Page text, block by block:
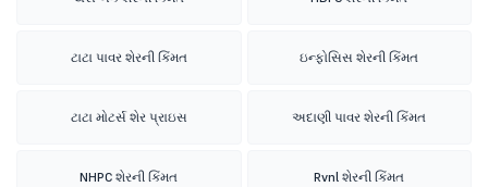
ટાટા પાવર શેરની કિંમત ઇન્ફોસિસ શેરની કિંમત
ટાટા મોટર્સ શેર પ્રાઇસ અદાણી પાવર શેરની કિંમત
NHPC શેરની કિંમત Rvnl શેરની કિંમત